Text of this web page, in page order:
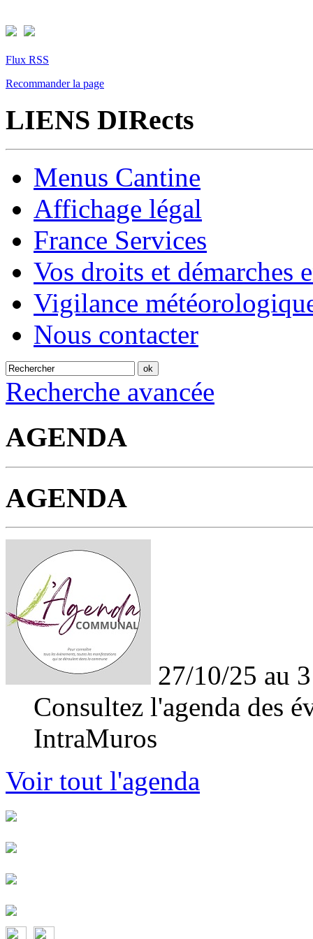
Flux RSS
Recommander la page
LIENS DIRects
Menus Cantine
Affichage légal
France Services
Vos droits et démarches
Vigilance
Nous contacter
Recherche avancée
AGENDA
AGENDA
27/10/25 au
Consultez l'agenda des
IntraMuros
Voir tout l'agenda